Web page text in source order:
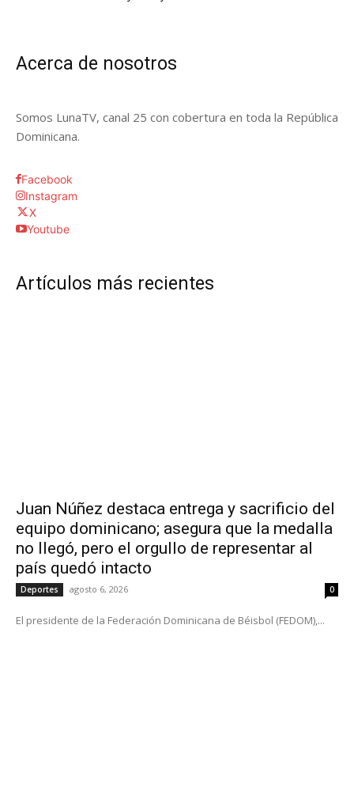
Acerca de nosotros
Somos LunaTV, canal 25 con cobertura en toda la República
Dominicana.
Facebook
Instagram
X
Youtube
Artículos más recientes
Juan Núñez destaca entrega y sacrificio del
equipo dominicano; asegura que la medalla
no llegó, pero el orgullo de representar al
país quedó intacto
Deportes agosto 6, 2026 0
El presidente de la Federación Dominicana de Béisbol (FEDOM),...